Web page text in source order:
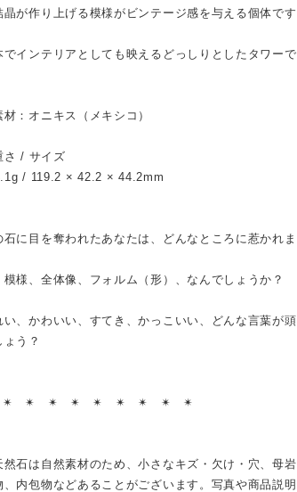
晶が作り上げる模様がビンテージ感を与える個体です
でインテリアとしても映えるどっしりとしたタワーで
：オニキス（メキシコ）
/ サイズ
/ 119.2 × 42.2 × 44.2mm
石に目を奪われたあなたは、どんなところに惹かれ
模様、全体像、フォルム（形）、なんでしょうか？
い、かわいい、すてき、かっこいい、どんな言葉が
ょう？
✴︎ ✴︎ ✴︎ ✴︎ ✴︎ ✴︎ ✴︎ ✴︎ ✴︎
石は自然素材のため、小さなキズ・欠け・穴、母
、内包物などあることがございます。写真や商品説